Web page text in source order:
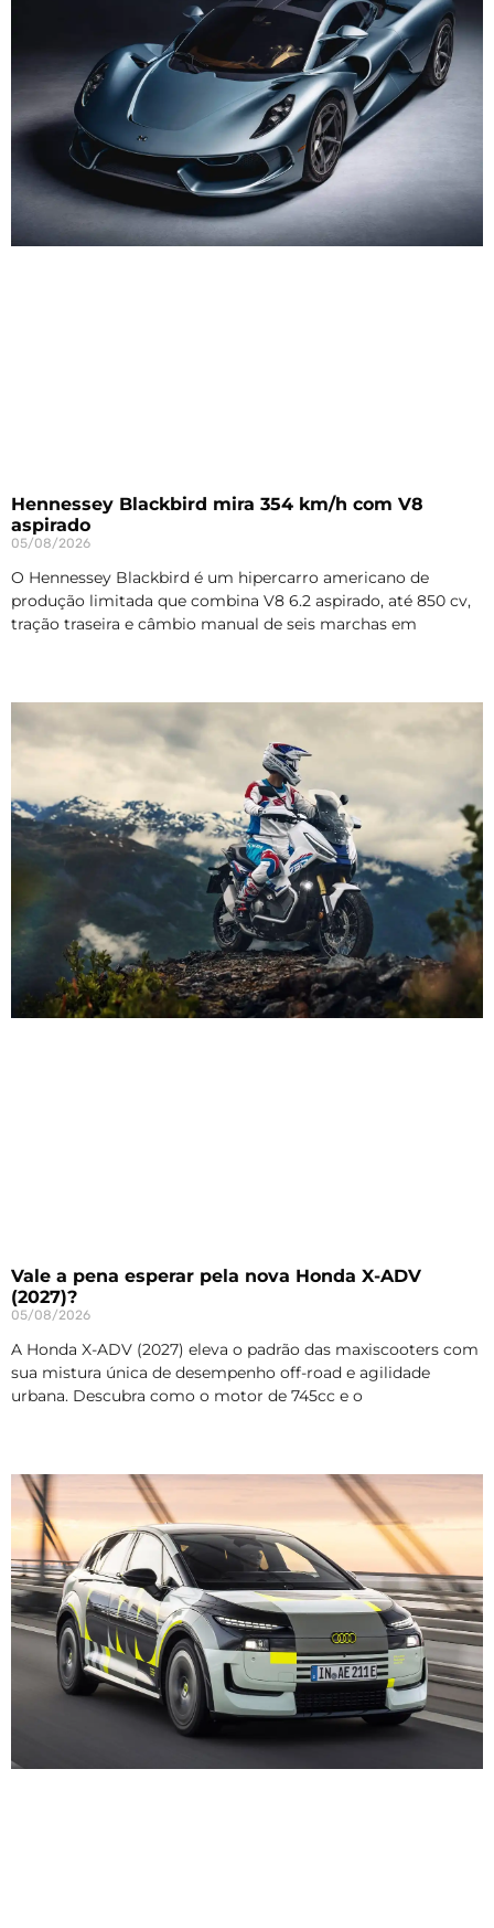
Hennessey Blackbird mira 354 km/h com V8
aspirado
05/08/2026
O Hennessey Blackbird é um hipercarro americano de
produção limitada que combina V8 6.2 aspirado, até 850 cv,
tração traseira e câmbio manual de seis marchas em
Vale a pena esperar pela nova Honda X-ADV
(2027)?
05/08/2026
A Honda X-ADV (2027) eleva o padrão das maxiscooters com
sua mistura única de desempenho off-road e agilidade
urbana. Descubra como o motor de 745cc e o